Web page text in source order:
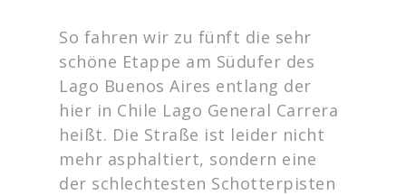
So fahren wir zu fünft die sehr
schöne Etappe am Südufer des
Lago Buenos Aires entlang der
hier in Chile Lago General Carrera
heißt. Die Straße ist leider nicht
mehr asphaltiert, sondern eine
der schlechtesten Schotterpisten